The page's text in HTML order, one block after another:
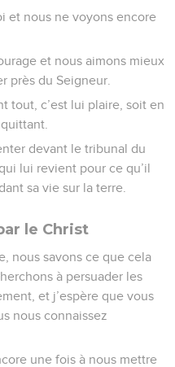
et nous ne voyons encore
et nous aimons mieux
près du Seigneur.
tout, c’est lui plaire, soit en
devant le tribunal du
lui revient pour ce qu’il
sa vie sur la terre.
le Christ
nous savons ce que cela
à persuader les
et j’espère que vous
nous connaissez
une fois à nous mettre